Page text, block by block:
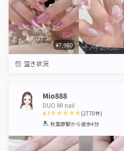
¥7,980
空き状況
Mio888
DUO MI nail
4.7
1 2 3 4 5
(2770件)
秋葉原駅から徒歩4分